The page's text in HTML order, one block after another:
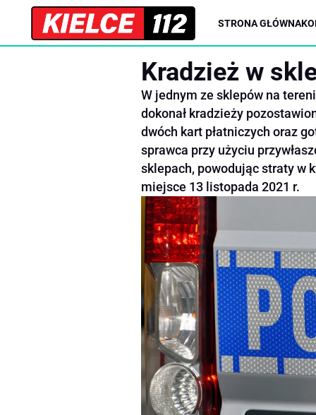
STRONA GŁÓWNA
Kradzież w
W jednym ze sklepów na
dokonał kradzieży
dwóch kart płatniczych oraz
sprawca przy użyciu
sklepach, powodując straty w
miejsce 13 listopada 2021 r.